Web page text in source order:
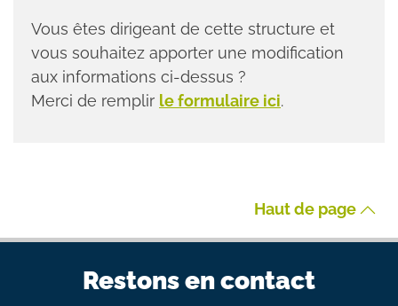
Vous êtes dirigeant de cette structure et
vous souhaitez apporter une modification
aux informations ci-dessus ?
Merci de remplir le formulaire ici.
Haut de page
Restons en contact